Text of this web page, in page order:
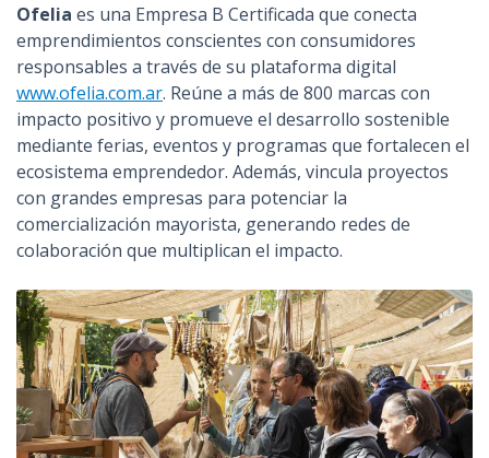
Ofelia es una Empresa B Certificada que conecta
emprendimientos conscientes con consumidores
responsables a través de su plataforma digital
www.ofelia.com.ar. Reúne a más de 800 marcas con
impacto positivo y promueve el desarrollo sostenible
mediante ferias, eventos y programas que fortalecen el
ecosistema emprendedor. Además, vincula proyectos
con grandes empresas para potenciar la
comercialización mayorista, generando redes de
colaboración que multiplican el impacto.